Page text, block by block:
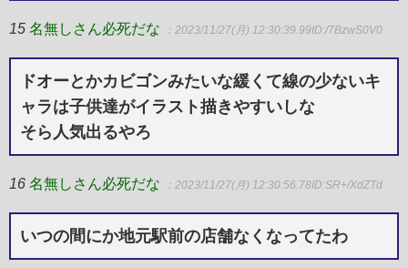
15 名無しさん必死だな ：2023/11/27(月) 12:30:39.99ID:/7BzwS0V0
ドオーとかカビゴンみたいな緩くて線の少ないキ
ャラは子供達がイラスト描きやすいしな
そら人気出るやろ
16 名無しさん必死だな ：2023/11/27(月) 12:30:56.78ID:SR+/XdZTd
いつの間にか地元駅前の店舗なくなってたわ